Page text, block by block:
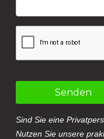
Senden
Sind Sie eine
Nutzen Sie unsere